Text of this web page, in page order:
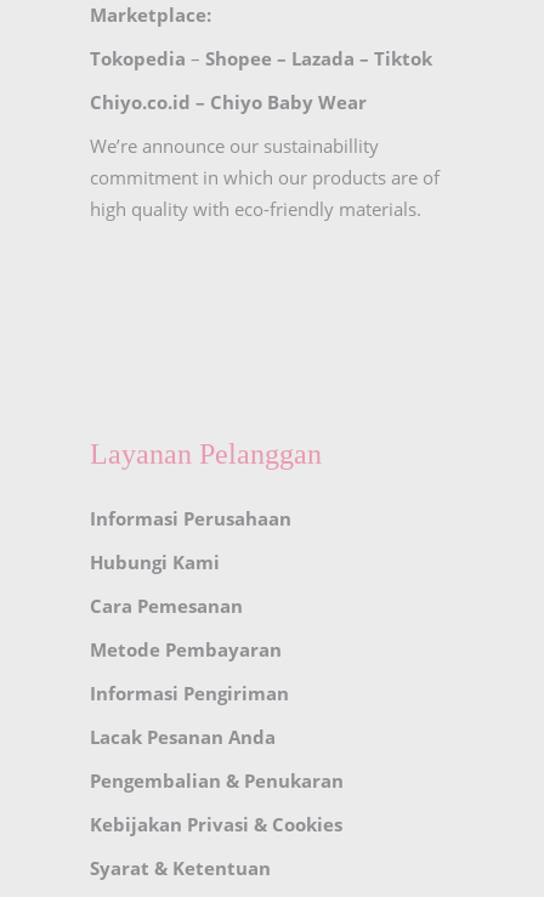
Marketplace:
Tokopedia – Shopee – Lazada – Tiktok
Chiyo.co.id – Chiyo Baby Wear
We’re announce our sustainabillity
commitment in which our products are of
high quality with eco-friendly materials.
Layanan Pelanggan
Informasi Perusahaan
Hubungi Kami
Cara Pemesanan
Metode Pembayaran
Informasi Pengiriman
Lacak Pesanan Anda
Pengembalian & Penukaran
Kebijakan Privasi & Cookies
Syarat & Ketentuan